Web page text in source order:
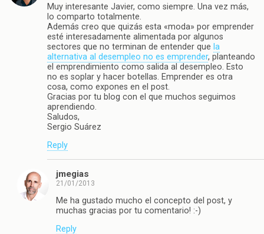
Muy interesante Javier, como siempre. Una vez más,
lo comparto totalmente.
Además creo que quizás esta «moda» por emprender
esté interesadamente alimentada por algunos
sectores que no terminan de entender que la
alternativa al desempleo no es emprender, planteando
el emprendimiento como salida al desempleo. Esto
no es soplar y hacer botellas. Emprender es otra
cosa, como expones en el post.
Gracias por tu blog con el que muchos seguimos
aprendiendo.
Saludos,
Sergio Suárez
Reply
jmegias
21/01/2013
Me ha gustado mucho el concepto del post, y
muchas gracias por tu comentario! :-)
Reply